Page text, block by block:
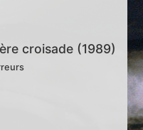
croisade (1989)